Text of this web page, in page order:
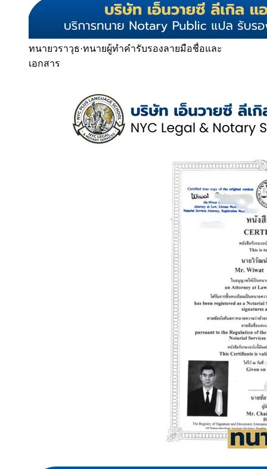
ทนายวราวุธ·ทนายผู้ทำคำรับรองลายมือชื่อและ
เอกสาร